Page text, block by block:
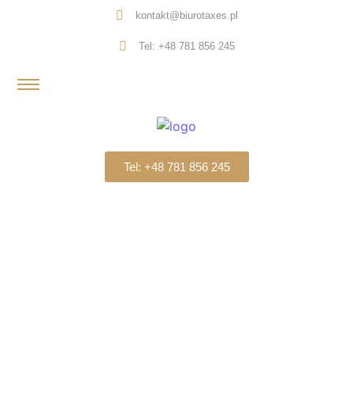
kontakt@biurotaxes.pl
Tel: +48 781 856 245
Tel: +48 781 856 245